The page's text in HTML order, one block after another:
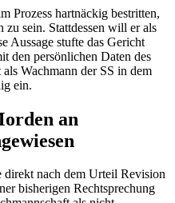
Prozess hartnäckig bestritten,
sein. Stattdessen will er als
Aussage stufte das Gericht
den persönlichen Daten des
Wachmann der SS in dem
ein.
an
direkt nach dem Urteil Revision
bisherigen Rechtsprechung